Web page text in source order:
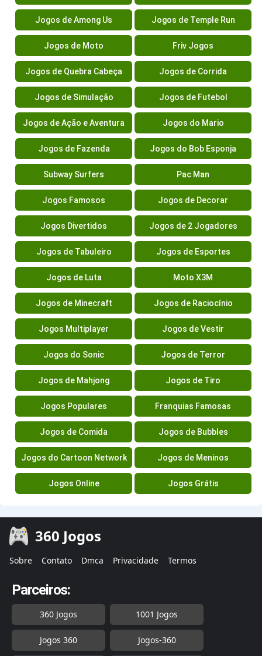
Jogos de Among Us Jogos de Temple Run
Jogos de Moto Friv Jogos
Jogos de Quebra Cabeça Jogos de Corrida
Jogos de Simulação Jogos de Futebol
Jogos de Ação e Aventura Jogos do Mario
Jogos de Fazenda Jogos do Bob Esponja
Subway Surfers Pac Man
Jogos Famosos Jogos de Decorar
Jogos Divertidos Jogos de 2 Jogadores
Jogos de Tabuleiro Jogos de Esportes
Jogos de Luta Moto X3M
Jogos de Minecraft Jogos de Raciocínio
Jogos Multiplayer Jogos de Vestir
Jogos do Sonic Jogos de Terror
Jogos de Mahjong Jogos de Tiro
Jogos Populares Franquias Famosas
Jogos de Comida Jogos de Bubbles
Jogos do Cartoon Network Jogos de Meninos
Jogos Online Jogos Grátis
360 Jogos
Sobre Contato Dmca Privacidade Termos
Parceiros:
360 Jogos 1001 Jogos
Jogos 360 Jogos-360